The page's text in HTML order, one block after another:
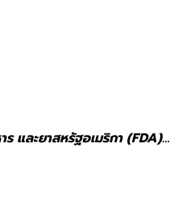
และยาสหรัฐอเมริกา (FDA)…